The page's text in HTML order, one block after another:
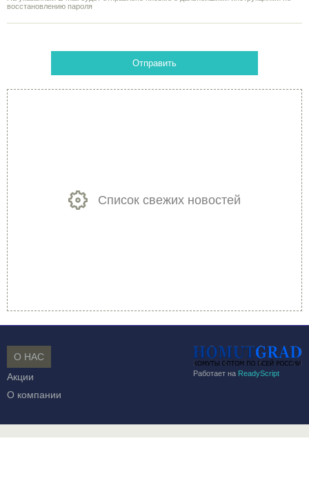
восстановлению пароля
Отправить
Список свежих новостей
Работает на ReadyScript
О НАС
Акции
О компании